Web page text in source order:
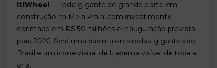
It!Wheel — roda-gigante de grande porte em
construção na Meia Praia, com investimento
estimado em R$ 50 milhões e inauguração prevista
para 2026. Será uma das maiores rodas-gigantes do
Brasil e um ícone visual de Itapema visível de toda a
orla.